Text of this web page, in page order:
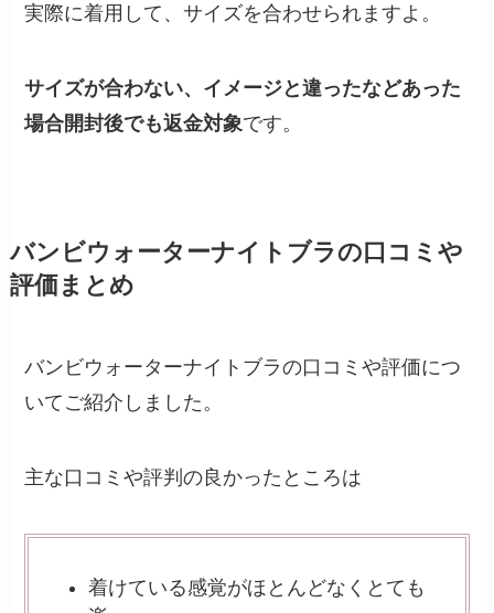
実際に着用して、サイズを合わせられますよ。
サイズが合わない、イメージと違ったなどあった
場合開封後でも返金対象です。
バンビウォーターナイトブラの口コミや
評価まとめ
バンビウォーターナイトブラの口コミや評価につ
いてご紹介しました。
主な口コミや評判の良かったところは
着けている感覚がほとんどなくとても